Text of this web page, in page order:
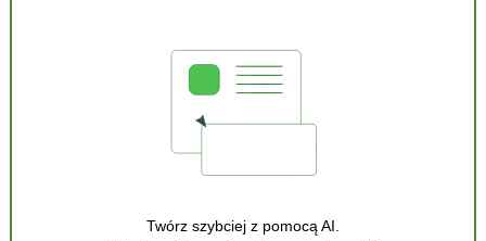
Twórz szybciej z pomocą AI.